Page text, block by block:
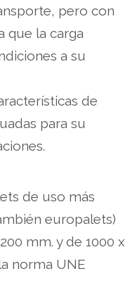
pero con
que la carga
a su
de
para su
de uso más
europalets)
mm. y de 1000 x
norma UNE